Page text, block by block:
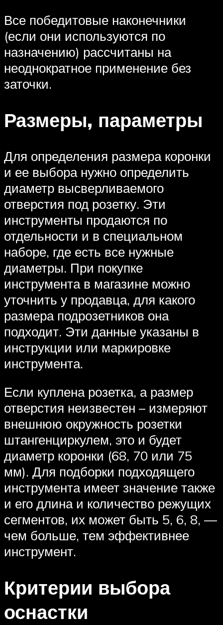
Все победитовые наконечники
(если они используются по
назначению) рассчитаны на
неоднократное применение без
заточки.
Размеры, параметры
Для определения размера коронки
и ее выбора нужно определить
диаметр высверливаемого
отверстия под розетку. Эти
инструменты продаются по
отдельности и в специальном
наборе, где есть все нужные
диаметры. При покупке
инструмента в магазине можно
уточнить у продавца, для какого
размера подрозетников она
подходит. Эти данные указаны в
инструкции или маркировке
инструмента.
Если куплена розетка, а размер
отверстия неизвестен – измеряют
внешнюю окружность розетки
штангенциркулем, это и будет
диаметр коронки (68, 70 или 75
мм). Для подборки подходящего
инструмента имеет значение также
и его длина и количество режущих
сегментов, их может быть 5, 6, 8, —
чем больше, тем эффективнее
инструмент.
Критерии выбора
оснастки